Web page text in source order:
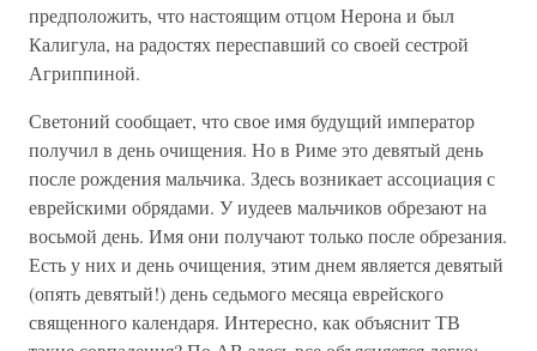
предположить, что настоящим отцом Нерона и был
Калигула, на радостях переспавший со своей сестрой
Агриппиной.
Светоний сообщает, что свое имя будущий император
получил в день очищения. Но в Риме это девятый день
после рождения мальчика. Здесь возникает ассоциация с
еврейскими обрядами. У иудеев мальчиков обрезают на
восьмой день. Имя они получают только после обрезания.
Есть у них и день очищения, этим днем является девятый
(опять девятый!) день седьмого месяца еврейского
священного календаря. Интересно, как объяснит ТВ